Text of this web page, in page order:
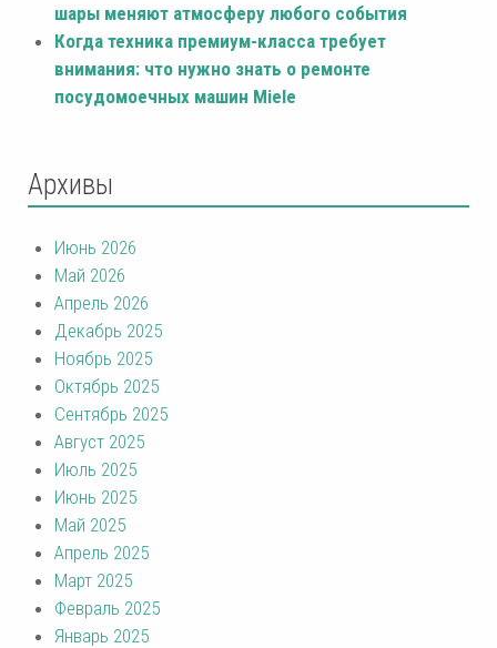
шары меняют атмосферу любого события
Когда техника премиум-класса требует
внимания: что нужно знать о ремонте
посудомоечных машин Miele
Архивы
Июнь 2026
Май 2026
Апрель 2026
Декабрь 2025
Ноябрь 2025
Октябрь 2025
Сентябрь 2025
Август 2025
Июль 2025
Июнь 2025
Май 2025
Апрель 2025
Март 2025
Февраль 2025
Январь 2025